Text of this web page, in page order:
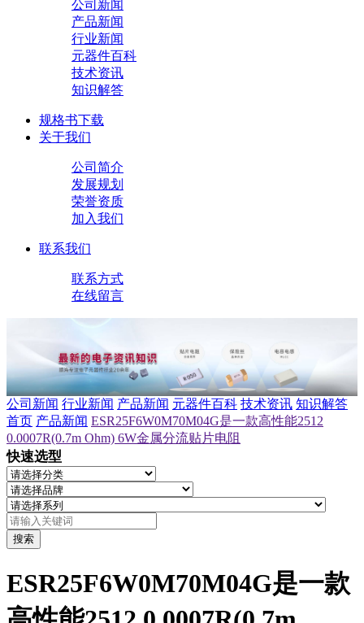
公司新闻
产品新闻
行业新闻
元器件百科
技术资讯
知识解答
规格书下载
关于我们
公司简介
发展规划
荣誉资质
加入我们
联系我们
联系方式
在线留言
公司新闻 行业新闻 产品新闻 元器件百科 技术资讯 知识解答
首页 产品新闻 ESR25F6W0M70M04G是一款高性能2512
0.0007R(0.7m Ohm) 6W金属分流贴片电阻
快速选型
搜索
ESR25F6W0M70M04G是一款